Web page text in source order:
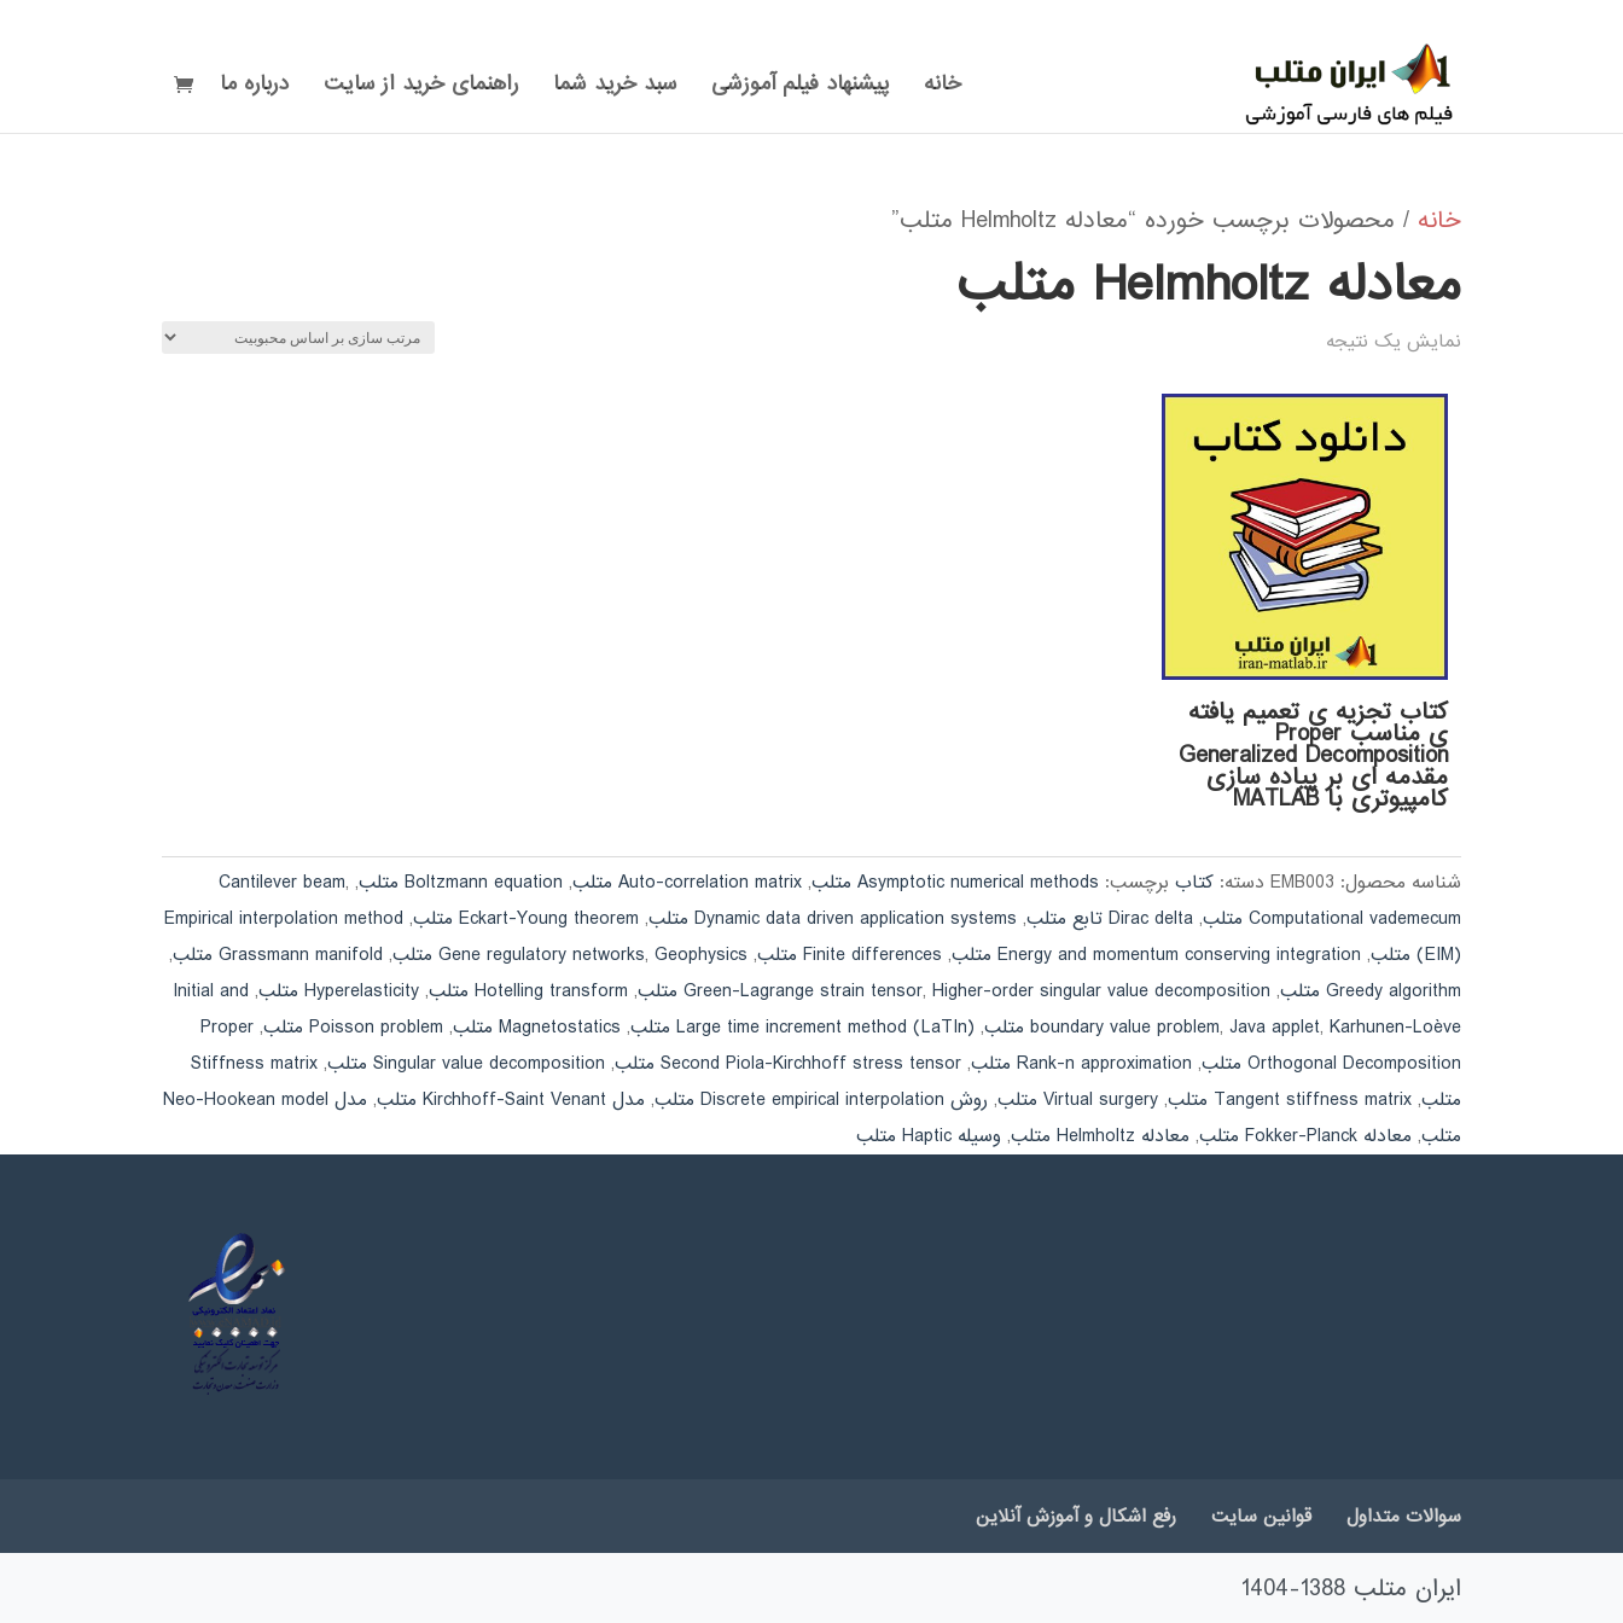
خانه پیشنهاد فیلم آموزشی سبد خرید شما راهنمای خرید از سایت درباره ما
خانه / محصولات برچسب خورده “معادله Helmholtz متلب”
معادله Helmholtz متلب
نمایش یک نتیجه
کتاب تجزیه ی تعمیم یافته
ی مناسب Proper
Generalized Decomposition
مقدمه ای بر پیاده سازی
کامپیوتری با MATLAB
شناسه محصول: EMB003 دسته:کتاب برچسب: Asymptotic numerical methods متلب ,Auto-correlation matrix متلب , Boltzmann equation متلب ,
Cantilever beam,
Computational vademecum متلب
,Dirac delta تابع متلب , Dynamic data driven application systems متلب , Eckart-Young theorem متلب ,
Empirical interpolation method
(EIM) متلب
, Energy and momentum conserving integration متلب , Finite differences متلب ,
Gene regulatory networks, Geophysics متلب , Grassmann manifold متلب
,
Greedy algorithm متلب
,
Green-Lagrange strain tensor, Higher-order singular value decomposition متلب , Hotelling transform متلب ,Hyperelasticity متلب ,
Initial and
boundary value problem, Java applet, Karhunen-Loève متلب , Large time increment method (LaTIn) متلب , Magnetostatics متلب , Poisson problem متلب ,
Proper
Orthogonal Decomposition متلب
, Rank-n approximation متلب ,Second Piola-Kirchhoff stress tensor متلب , Singular value decomposition متلب ,
Stiffness matrix
متلب,Tangent stiffness matrix متلب ,Virtual surgery متلب , روش Discrete empirical interpolation متلب , مدل Kirchhoff-Saint Venant متلب ,
مدل Neo-Hookean model
متلب, معادله Fokker-Planck متلب , معادله Helmholtz متلب , وسیله Haptic متلب
سوالات متداول قوانین سایت رفع اشکال و آموزش آنلاین
ایران متلب 1388-1404